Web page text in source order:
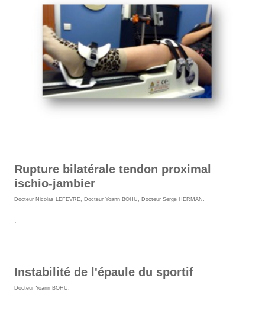
Rupture bilatérale tendon proximal
ischio-jambier
Docteur Nicolas LEFEVRE Docteur Yoann BOHU Docteur Serge HERMAN
Instabilité de l'épaule du sportif
Docteur Yoann BOHU